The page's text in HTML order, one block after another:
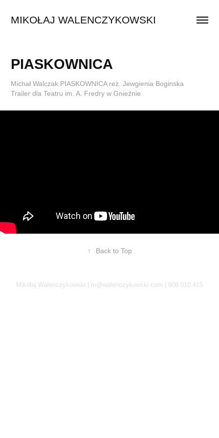
MIKOŁAJ WALENCZYKOWSKI
PIASKOWNICA
Michał Walczak PIASKOWNICA reż. Jewgienia Boginska
Trailer dla Teatru im. A. Fredry w Gnieźnie
↑ Back to Top
Mikołaj Walenczykowski | m@walenczykowski.com | 608 010 415